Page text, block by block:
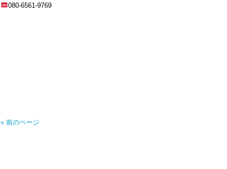
080-6561-9769
« 前のページ